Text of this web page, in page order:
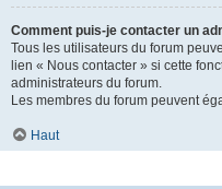
Comment puis-je contacter un
Tous les utilisateurs du forum
lien « Nous contacter » si cette
administrateurs du forum.
Les membres du forum peuvent
Haut